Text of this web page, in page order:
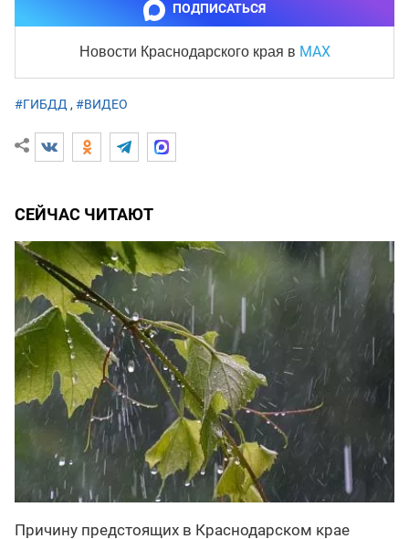
ПОДПИСАТЬСЯ
Новости Краснодарского края в MAX
#ГИБДД, #ВИДЕО
СЕЙЧАС ЧИТАЮТ
Причину предстоящих в Краснодарском крае